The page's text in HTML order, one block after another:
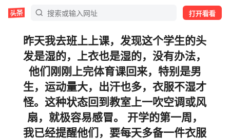
打开看看
昨天我去班上上课，发现这个学生的头
发是湿的，上衣也是湿的，没有办法，
他们刚刚上完体育课回来，特别是男
生，运动量大，出汗也多，衣服不湿才
怪。这种状态回到教室上一吹空调或风
扇，就极容易感冒。 开学的第一周，
我已经提醒他们，要每天多备一件衣服